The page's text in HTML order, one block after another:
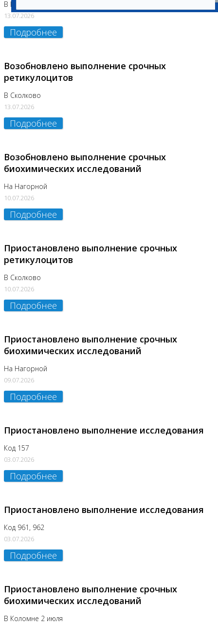
В Бутово
13.07.2026
Подробнее
Возобновлено выполнение срочных
ретикулоцитов
В Сколково
13.07.2026
Подробнее
Возобновлено выполнение срочных
биохимических исследований
На Нагорной
10.07.2026
Подробнее
Приостановлено выполнение срочных
ретикулоцитов
В Сколково
10.07.2026
Подробнее
Приостановлено выполнение срочных
биохимических исследований
На Нагорной
09.07.2026
Подробнее
Приостановлено выполнение исследования
Код 157
03.07.2026
Подробнее
Приостановлено выполнение исследования
Код 961, 962
03.07.2026
Подробнее
Приостановлено выполнение срочных
биохимических исследований
В Коломне 2 июля